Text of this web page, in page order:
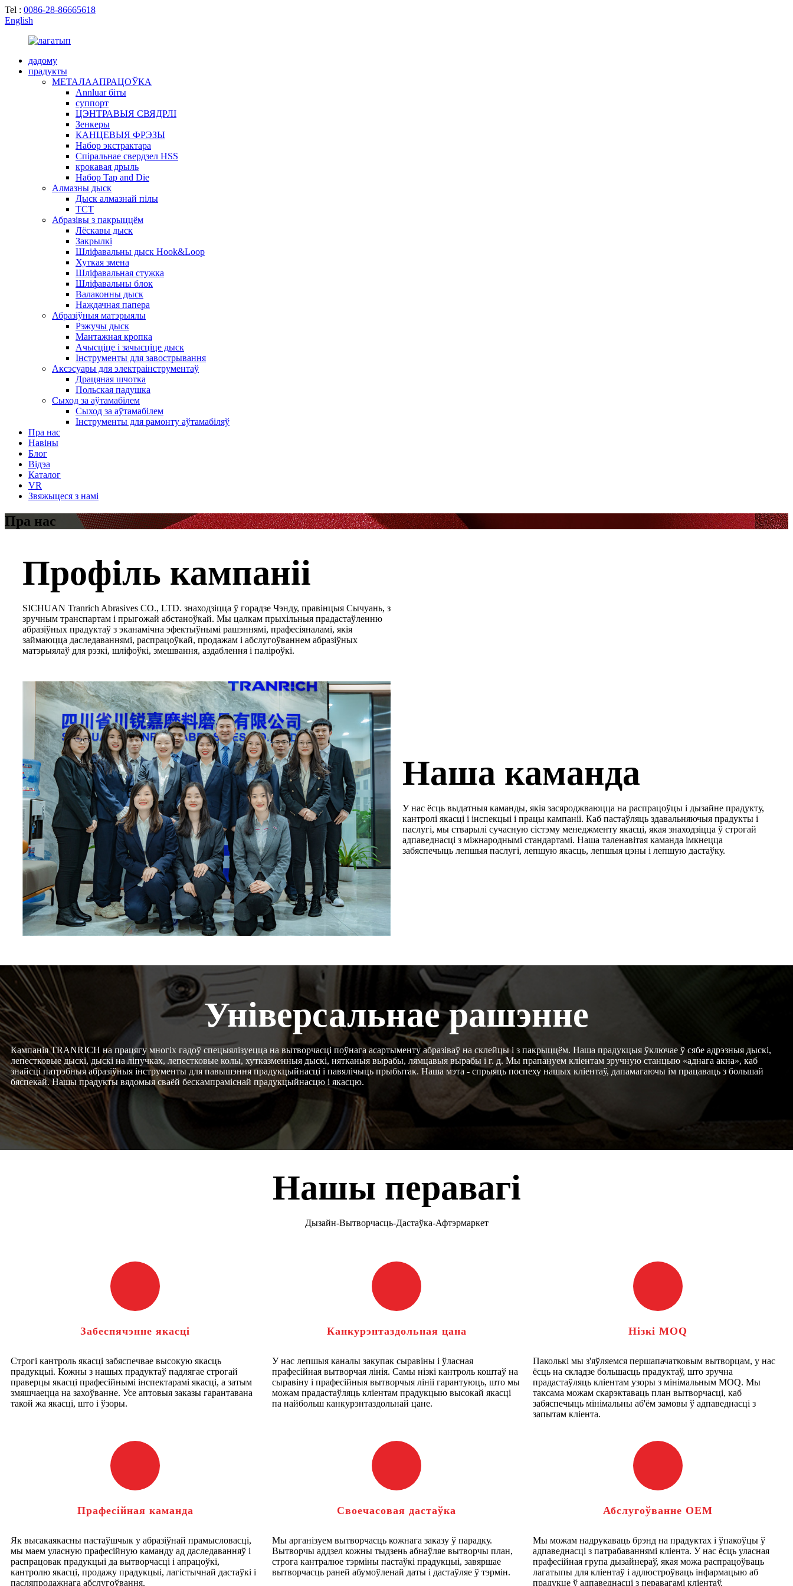
Tel : 0086-28-86665618
English
дадому
прадукты
МЕТАЛААПРАЦОЎКА
Annluar біты
суппорт
ЦЭНТРАВЫЯ СВЯДРЛІ
Зенкеры
КАНЦЕВЫЯ ФРЭЗЫ
Набор экстрактара
Спіральнае свердзел HSS
крокавая дрыль
Набор Tap and Die
Алмазны дыск
Дыск алмазнай пілы
TCT
Абразівы з пакрыццём
Лёскавы дыск
Закрылкі
Шліфавальны дыск Hook&Loop
Хуткая змена
Шліфавальная стужка
Шліфавальны блок
Валаконны дыск
Наждачная папера
Абразіўныя матэрыялы
Рэжучы дыск
Мантажная кропка
Ачысціце і зачысціце дыск
Інструменты для завострывання
Аксэсуары для электраінструментаў
Драцяная шчотка
Польская падушка
Сыход за аўтамабілем
Сыход за аўтамабілем
Інструменты для рамонту аўтамабіляў
Пра нас
Навіны
Блог
Відэа
Каталог
VR
Звяжыцеся з намі
Пра нас
Профіль кампаніі
SICHUAN Tranrich Abrasives CO., LTD. знаходзіцца ў горадзе Чэнду, правінцыя Сычуань, з
зручным транспартам і прыгожай абстаноўкай. Мы цалкам прыхільныя прадастаўленню
абразіўных прадуктаў з эканамічна эфектыўнымі рашэннямі, прафесіяналамі, якія
займаюцца даследаваннямі, распрацоўкай, продажам і абслугоўваннем абразіўных
матэрыялаў для рэзкі, шліфоўкі, змешвання, аздаблення і паліроўкі.
Наша каманда
У нас ёсць выдатныя каманды, якія засяроджваюцца на распрацоўцы і дызайне прадукту,
кантролі якасці і інспекцыі і працы кампаніі. Каб пастаўляць здавальняючыя прадукты і
паслугі, мы стварылі сучасную сістэму менеджменту якасці, якая знаходзіцца ў строгай
адпаведнасці з міжнароднымі стандартамі. Наша таленавітая каманда імкнецца
забяспечыць лепшыя паслугі, лепшую якасць, лепшыя цэны і лепшую дастаўку.
Універсальнае рашэнне
Кампанія TRANRICH на працягу многіх гадоў спецыялізуецца на вытворчасці поўнага асартыменту абразіваў на склейцы і з пакрыццём. Наша прадукцыя ўключае ў сябе адрэзныя дыскі,
лепестковые дыскі, дыскі на ліпучках, лепестковые колы, хутказменныя дыскі, нятканыя вырабы, лямцавыя вырабы і г. д. Мы прапануем кліентам зручную станцыю «аднага акна», каб
знайсці патрэбныя абразіўныя інструменты для павышэння прадукцыйнасці і павялічыць прыбытак. Наша мэта - спрыяць поспеху нашых кліентаў, дапамагаючы ім працаваць з большай
бяспекай. Нашы прадукты вядомыя сваёй бескампраміснай прадукцыйнасцю і якасцю.
Нашы перавагі
Дызайн-Вытворчасць-Дастаўка-Афтэрмаркет
Забеспячэнне якасці
Строгі кантроль якасці забяспечвае высокую якасць
прадукцыі. Кожны з нашых прадуктаў падлягае строгай
праверцы якасці прафесійнымі інспектарамі якасці, а затым
змяшчаецца на захоўванне. Усе аптовыя заказы гарантавана
такой жа якасці, што і ўзоры.
Канкурэнтаздольная цана
У нас лепшыя каналы закупак сыравіны і ўласная
прафесійная вытворчая лінія. Самы нізкі кантроль коштаў на
сыравіну і прафесійныя вытворчыя лініі гарантуюць, што мы
можам прадастаўляць кліентам прадукцыю высокай якасці
па найбольш канкурэнтаздольнай цане.
Нізкі MOQ
Паколькі мы з'яўляемся першапачатковым вытворцам, у нас
ёсць на складзе большасць прадуктаў, што зручна
прадастаўляць кліентам узоры з мінімальным MOQ. Мы
таксама можам скарэктаваць план вытворчасці, каб
забяспечыць мінімальны аб'ём замовы ў адпаведнасці з
запытам кліента.
Прафесійная каманда
Як высакаякасны пастаўшчык у абразіўнай прамысловасці,
мы маем уласную прафесійную каманду ад даследаванняў і
распрацовак прадукцыі да вытворчасці і апрацоўкі,
кантролю якасці, продажу прадукцыі, лагістычнай дастаўкі і
пасляпродажнага абслугоўвання.
Своечасовая дастаўка
Мы арганізуем вытворчасць кожнага заказу ў парадку.
Вытворчы аддзел кожны тыдзень абнаўляе вытворчы план,
строга кантралюе тэрміны пастаўкі прадукцыі, завяршае
вытворчасць раней абумоўленай даты і дастаўляе ў тэрмін.
Абслугоўванне OEM
Мы можам надрукаваць брэнд на прадуктах і ўпакоўцы ў
адпаведнасці з патрабаваннямі кліента. У нас ёсць уласная
прафесійная група дызайнераў, якая можа распрацоўваць
лагатыпы для кліентаў і адлюстроўваць інфармацыю аб
прадукце ў адпаведнасці з перавагамі кліентаў.